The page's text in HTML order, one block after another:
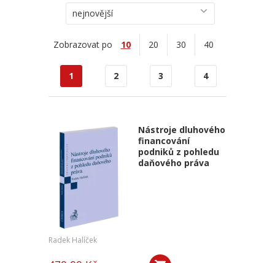
nejnovější
Zobrazovat po 10 20 30 40
1 2 3 4
Nástroje dluhového
financování
podniků z pohledu
daňového práva
Radek Halíček